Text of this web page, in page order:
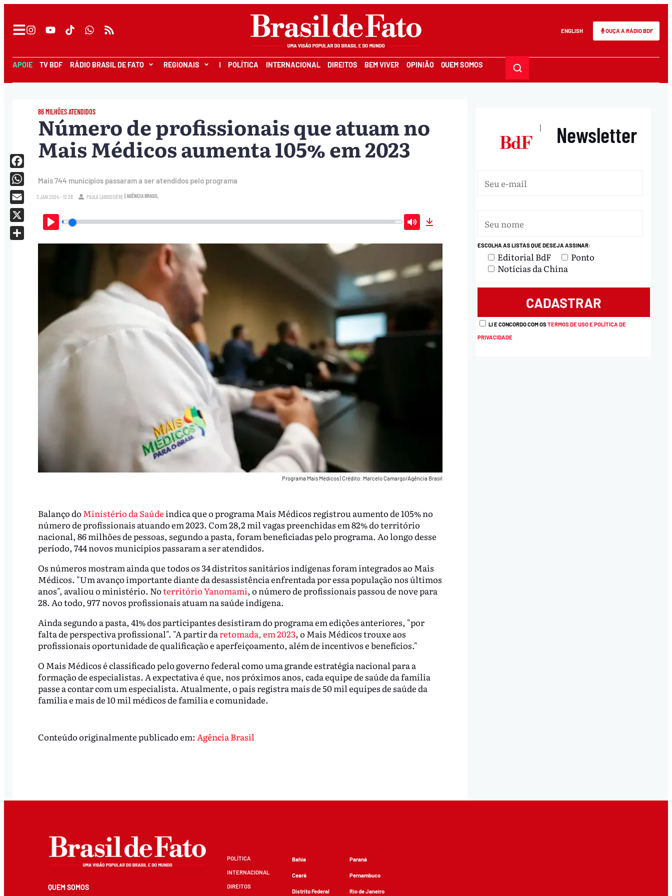
ENGLISH OUÇA A RÁDIO BDF
APOIE TV BDF RÁDIO BRASIL DE FATO REGIONAIS I POLÍTICA INTERNACIONAL DIREITOS BEM VIVER OPINIÃO QUEM SOMOS
86 MILHÕES ATENDIDOS
Número de profissionais que atuam no
Mais Médicos aumenta 105% em 2023
Mais 744 municípios passaram a ser atendidos pelo programa
3.JAN.2024 - 12:28 PAULA LABOISSIÈRE| AGÊNCIA BRASIL
Play Mute
Programa Mais Médicos|Crédito: Marcelo Camargo/Agência Brasil
Balanço do Ministério da Saúdeindica que o programa Mais Médicos registrou aumento de 105% no
número de profissionais atuando em 2023. Com 28,2 mil vagas preenchidas em 82% do território
nacional, 86 milhões de pessoas, segundo a pasta, foram beneficiadas pelo programa. Ao longo desse
período, 744 novos municípios passaram a ser atendidos.
Os números mostram ainda que todos os 34 distritos sanitários indígenas foram integrados ao Mais
Médicos. "Um avanço importante diante da desassistência enfrentada por essa população nos últimos
anos", avaliou o ministério. Noterritório Yanomami, o número de profissionais passou de nove para
28. Ao todo, 977 novos profissionais atuam na saúde indígena.
Ainda segundo a pasta, 41% dos participantes desistiram do programa em edições anteriores, "por
falta de perspectiva profissional". "A partir daretomada, em 2023, o Mais Médicos trouxe aos
profissionais oportunidade de qualificação e aperfeiçoamento, além de incentivos e benefícios."
O Mais Médicos é classificado pelo governo federal como uma grande estratégia nacional para a
formação de especialistas. A expectativa é que, nos próximos anos, cada equipe de saúde da família
passe a contar com um especialista. Atualmente, o país registra mais de 50 mil equipes de saúde da
família e mais de 10 mil médicos de família e comunidade.
Facebook
WhatsApp
Email
X
Conteúdo originalmente publicado em: Agência Brasil
| Newsletter
ESCOLHA AS LISTAS QUE DESEJA ASSINAR:
Editorial BdF
Ponto
Notícias da China
LI E CONCORDO COM OSTERMOS DE USO E POLÍTICA DE
PRIVACIDADE
QUEM SOMOS
POLÍTICA
INTERNACIONAL
DIREITOS
Bahia
Ceará
Distrito Federal
Paraná
Pernambuco
Rio de Janeiro